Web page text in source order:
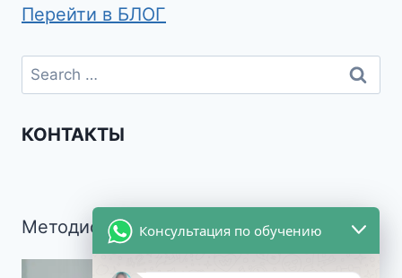
Перейти в БЛОГ
КОНТАКТЫ
Методист и преподаватель
Консультация по обучению